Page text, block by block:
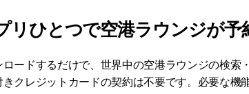
ひとつで空港ラウンジが予
ードするだけで、世界中の空港ラウンジの検
クレジットカードの契約は不要です。必要な機